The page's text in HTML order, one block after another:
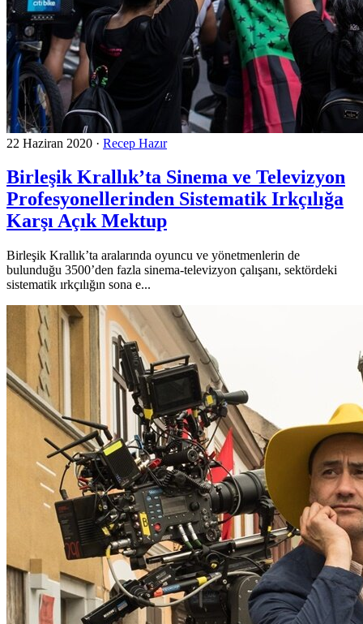
22 Haziran 2020 · Recep Hazır
Birleşik Krallık’ta Sinema ve Televizyon
Profesyonellerinden Sistematik Irkçılığa
Karşı Açık Mektup
Birleşik Krallık’ta aralarında oyuncu ve yönetmenlerin de
bulunduğu 3500’den fazla sinema-televizyon çalışanı, sektördeki
sistematik ırkçılığın sona e...